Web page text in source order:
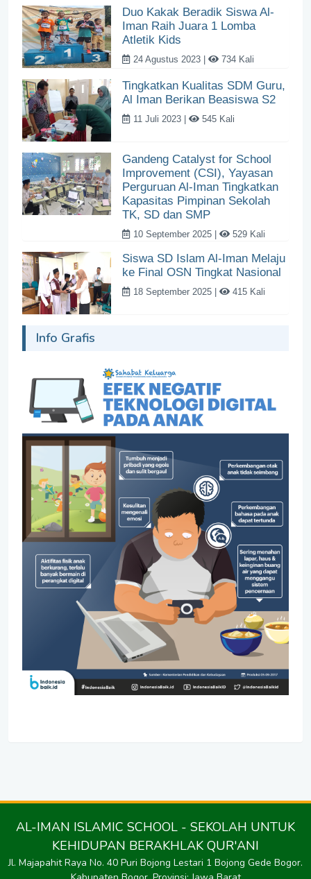
Duo Kakak Beradik Siswa Al-
Iman Raih Juara 1 Lomba
Atletik Kids
24 Agustus 2023 | 734 Kali
Tingkatkan Kualitas SDM Guru,
Al Iman Berikan Beasiswa S2
11 Juli 2023 | 545 Kali
Gandeng Catalyst for School
Improvement (CSI), Yayasan
Perguruan Al-Iman Tingkatkan
Kapasitas Pimpinan Sekolah
TK, SD dan SMP
10 September 2025 | 529 Kali
Siswa SD Islam Al-Iman Melaju
ke Final OSN Tingkat Nasional
18 September 2025 | 415 Kali
Info Grafis
AL-IMAN ISLAMIC SCHOOL - SEKOLAH UNTUK
KEHIDUPAN BERAKHLAK QUR'ANI
Jl. Majapahit Raya No. 40 Puri Bojong Lestari 1 Bojong Gede Bogor.